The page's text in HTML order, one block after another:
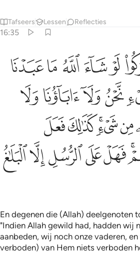
Tafseers Lessen Reflecties
16:35
ما عبدنا من دونه من شيء نحن ولا
شَآءَ ٱللَّهُ مَا عَبَدْنَا مِن دُونِهِۦ مِن
ﱄﱅﱆ ﱇﱈ
ﱍﱎﱏﱐ
ﱔﱕﱖﱗﱘ
ﱝﱞﱟﱠﱡ
En degenen die (Allah) deelgenoten
"Indien Allah gewild had, hadden wij
aanbeden, wij noch onze vaderen,
verboden) van Hem niets verboden